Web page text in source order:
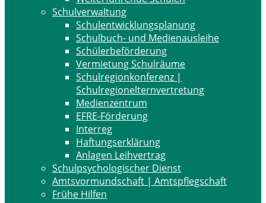
Schulverwaltung
Schulentwicklungsplanung
Schulbuch- und Medienausleihe
Schülerbeförderung
Vermietung Schulräume
Schulregionkonferenz |
Schulregionelternvertretung
Medienzentrum
EFRE-Förderung
Interreg
Haftungserklärung
Anlagen Leihvertrag
Schulpsychologischer Dienst
Amtsvormundschaft | Amtspflegschaft
Frühe Hilfen